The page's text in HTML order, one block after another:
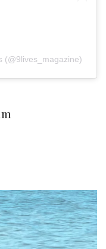
(@9lives_magazine)